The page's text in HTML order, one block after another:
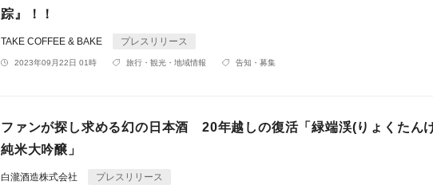
踪』！！
TAKE COFFEE & BAKE プレスリリース
2023年09月22日 01時 旅行・観光・地域情報 告知・募集
ファンが探し求める幻の日本酒 20年越しの復活「緑端渓(りょくた
純米大吟醸」
白瀧酒造株式会社 プレスリリース